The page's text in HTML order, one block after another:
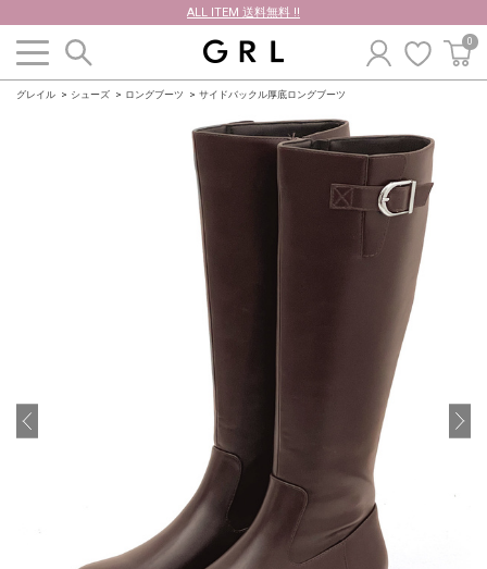
ALL ITEM 送料無料 !!
0
グレイル シューズ ロングブーツ サイドバックル厚底ロングブーツ